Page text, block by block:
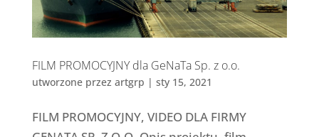
FILM PROMOCYJNY dla GeNaTa Sp. z o.o.
utworzone przez artgrp | sty 15, 2021
FILM PROMOCYJNY, VIDEO DLA FIRMY